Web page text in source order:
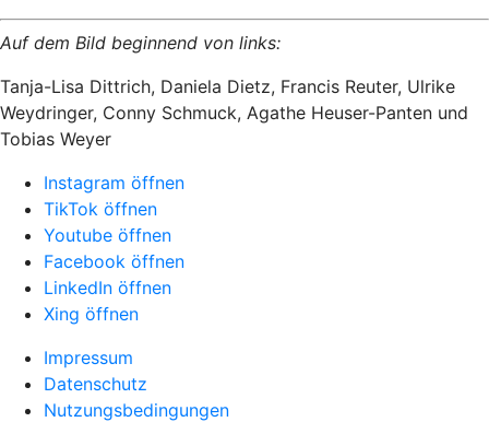
Auf dem Bild beginnend von links:
Tanja-Lisa Dittrich, Daniela Dietz, Francis Reuter, Ulrike
Weydringer, Conny Schmuck, Agathe Heuser-Panten und
Tobias Weyer
Instagram öffnen
TikTok öffnen
Youtube öffnen
Facebook öffnen
LinkedIn öffnen
Xing öffnen
Impressum
Datenschutz
Nutzungsbedingungen